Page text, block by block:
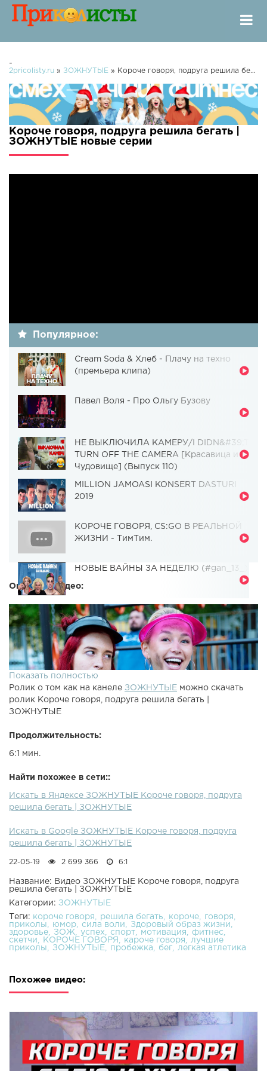
-
2pricolisty.ru » ЗОЖНУТЫЕ » Короче говоря, подруга решила бегать | ЗОЖНУТЫЕ
Короче говоря, подруга решила бегать |
ЗОЖНУТЫЕ новые серии
Популярное:
Cream Soda & Хлеб - Плачу на техно
(премьера клипа)
Павел Воля - Про Ольгу Бузову
НЕ ВЫКЛЮЧИЛА КАМЕРУ/I DIDN&#39;T
TURN OFF THE CAMERA [Красавица и
Чудовище] (Выпуск 110)
MILLION JAMOASI KONSERT DASTURI
2019
КОРОЧЕ ГОВОРЯ, CS:GO В РЕАЛЬНОЙ
ЖИЗНИ - ТимТим.
НОВЫЕ ВАЙНЫ ЗА НЕДЕЛЮ (#gan_13_)
Описание видео:
Показать полностью
Ролик о том как на канеле ЗОЖНУТЫЕ можно скачать
ролик Короче говоря, подруга решила бегать |
ЗОЖНУТЫЕ
Продолжительность:
6:1 мин.
Найти похожее в сети::
Искать в Яндексе ЗОЖНУТЫЕ Короче говоря, подруга
решила бегать | ЗОЖНУТЫЕ
Искать в Google ЗОЖНУТЫЕ Короче говоря, подруга
решила бегать | ЗОЖНУТЫЕ
22-05-19 2 699 366 6:1
Название: Видео ЗОЖНУТЫЕ Короче говоря, подруга
решила бегать | ЗОЖНУТЫЕ
Категории: ЗОЖНУТЫЕ
Теги: короче говоря решила бегать короче
говоря
приколы
юмор сила воли
Здоровый образ жизни
здоровье
ЗОЖ успех спорт мотивация
фитнес
скетчи
КОРОЧЕ ГОВОРЯ кароче говоря
лучшие
приколы
ЗОЖНУТЫЕ пробежка бег легкая атлетика
Похожее видео: